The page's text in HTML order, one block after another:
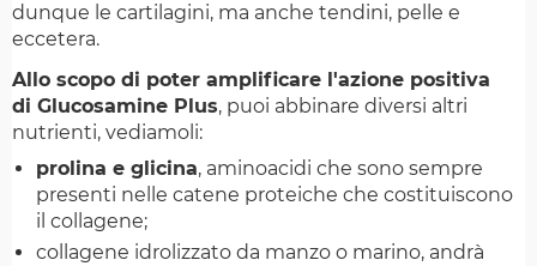
dunque le cartilagini, ma anche tendini, pelle e
eccetera.
Allo scopo di poter amplificare l'azione positiva
di Glucosamine Plus, puoi abbinare diversi altri
nutrienti, vediamoli:
prolina e glicina, aminoacidi che sono sempre
presenti nelle catene proteiche che costituiscono
il collagene;
collagene idrolizzato da manzo o marino, andrà